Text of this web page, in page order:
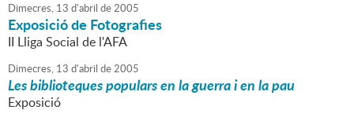
Dimecres, 13 d'abril de2005
Exposició de Fotografies
II Lliga Social de l'AFA
Dimecres, 13 d'abril de2005
Les biblioteques populars en la guerra i en la pau
Exposició